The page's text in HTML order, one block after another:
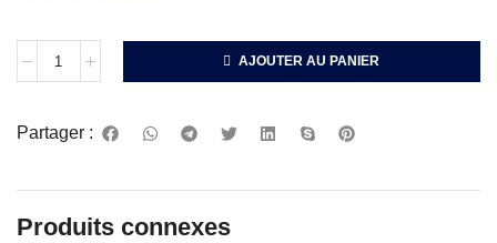
AJOUTER AU PANIER
Partager :
Produits connexes